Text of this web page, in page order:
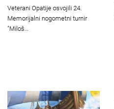
Veterani Opatije osvojili 24.
Memorijalni nogometni turnir
"Miloš…